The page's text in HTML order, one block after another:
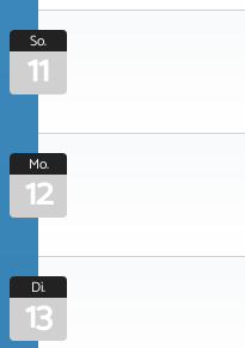
So.
11
Mo.
12
Di.
13